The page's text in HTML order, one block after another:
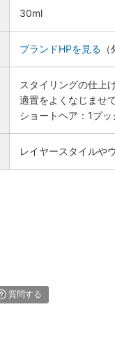
30ml
ブランドHPを見る
スタイリングの仕上
適置をよくなじませ
ショートヘア：1プ
レイヤースタイルや
質問する